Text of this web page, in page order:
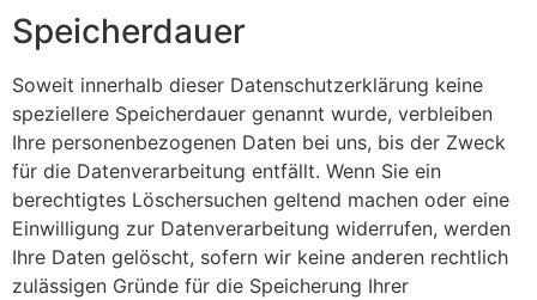
Speicherdauer
Soweit innerhalb dieser Datenschutzerklärung keine
speziellere Speicherdauer genannt wurde, verbleiben
Ihre personenbezogenen Daten bei uns, bis der Zweck
für die Datenverarbeitung entfällt. Wenn Sie ein
berechtigtes Löschersuchen geltend machen oder eine
Einwilligung zur Datenverarbeitung widerrufen, werden
Ihre Daten gelöscht, sofern wir keine anderen rechtlich
zulässigen Gründe für die Speicherung Ihrer